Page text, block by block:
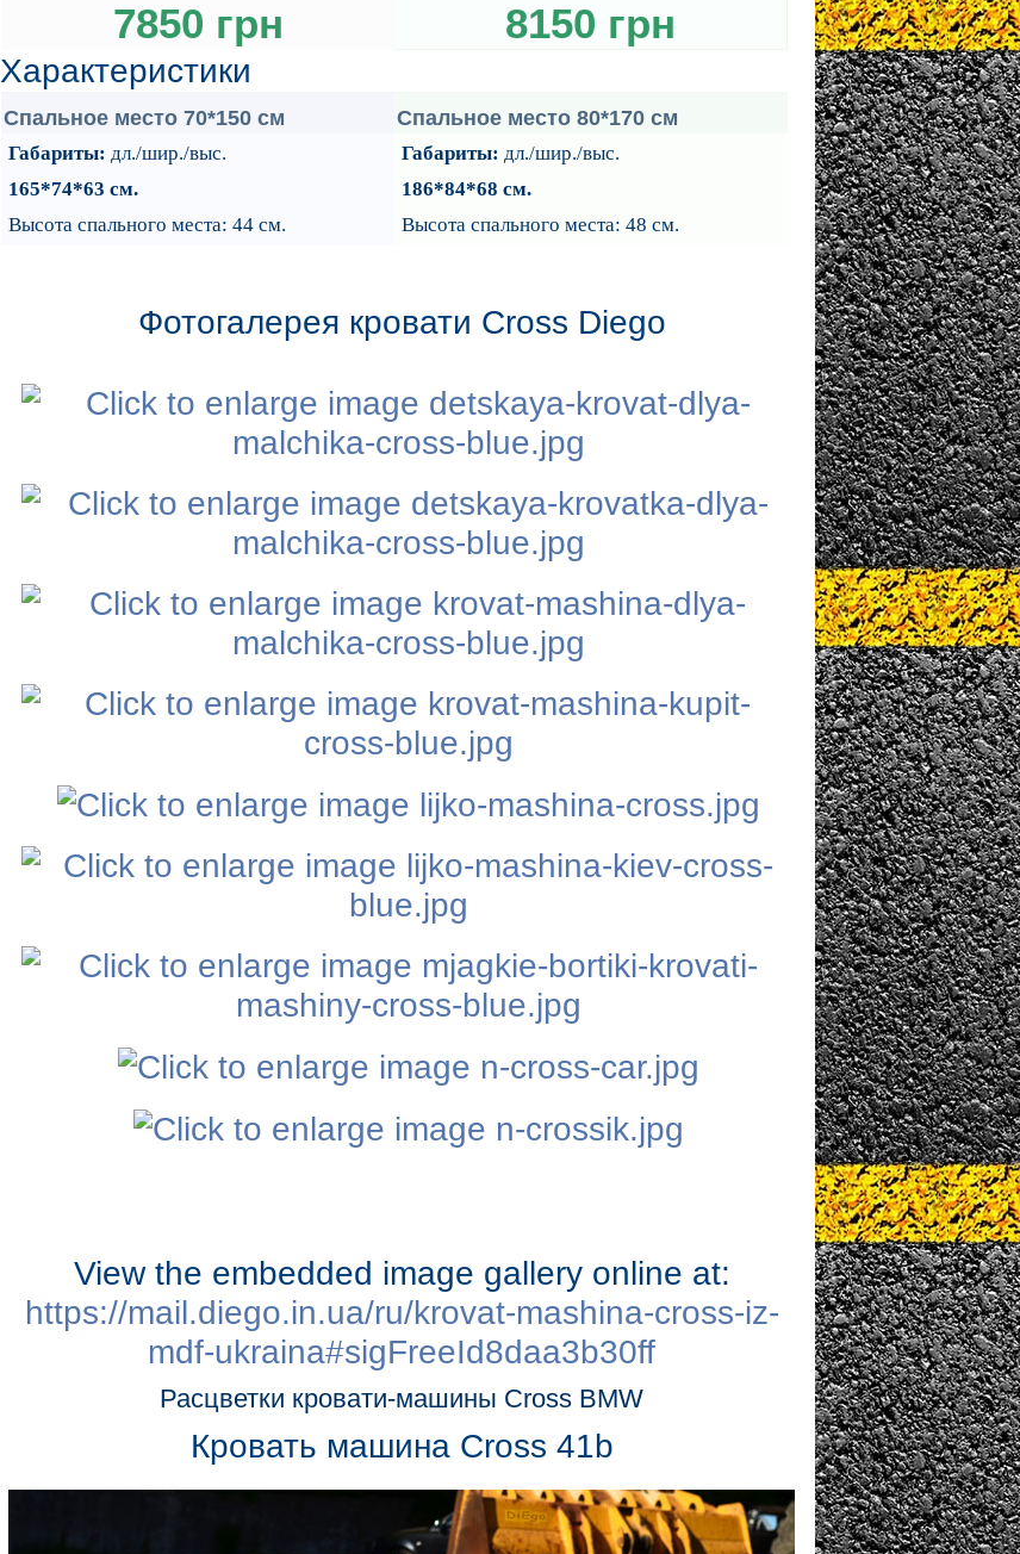
7850 грн 8150 грн
Характеристики
Cпальное место 70*150 см Cпальное место 80*170 см
Габариты: дл./шир./выс.
165*74*63 см.
Высота спального места: 44 см.
Габариты: дл./шир./выс.
186*84*68 см.
Высота спального места: 48 см.
Фотогалерея кровати Cross Diego
View the embedded image gallery online at:
https://mail.diego.in.ua/ru/krovat-mashina-cross-iz-
mdf-ukraina#sigFreeId8daa3b30ff
Расцветки кровати-машины Cross BMW
Кровать машина Cross 41b